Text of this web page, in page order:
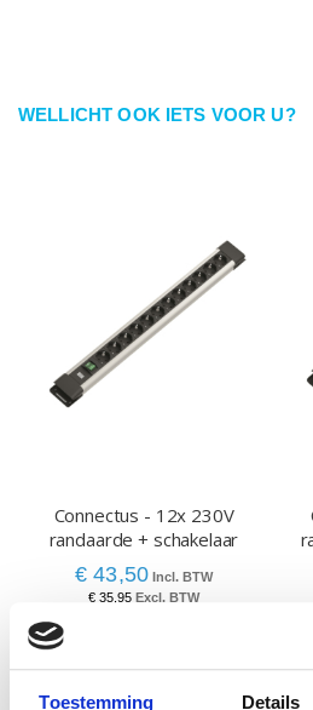
Toestemming Details
WELLICHT OOK IETS VOOR U?
Connectus - 12x 230V
randaarde + schakelaar
€ 43,50
€ 35,95